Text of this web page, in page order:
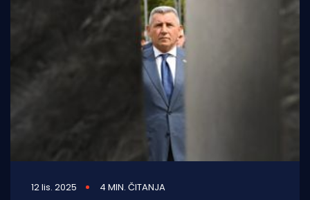
12 lis. 2025 4 MIN. ČITANJA